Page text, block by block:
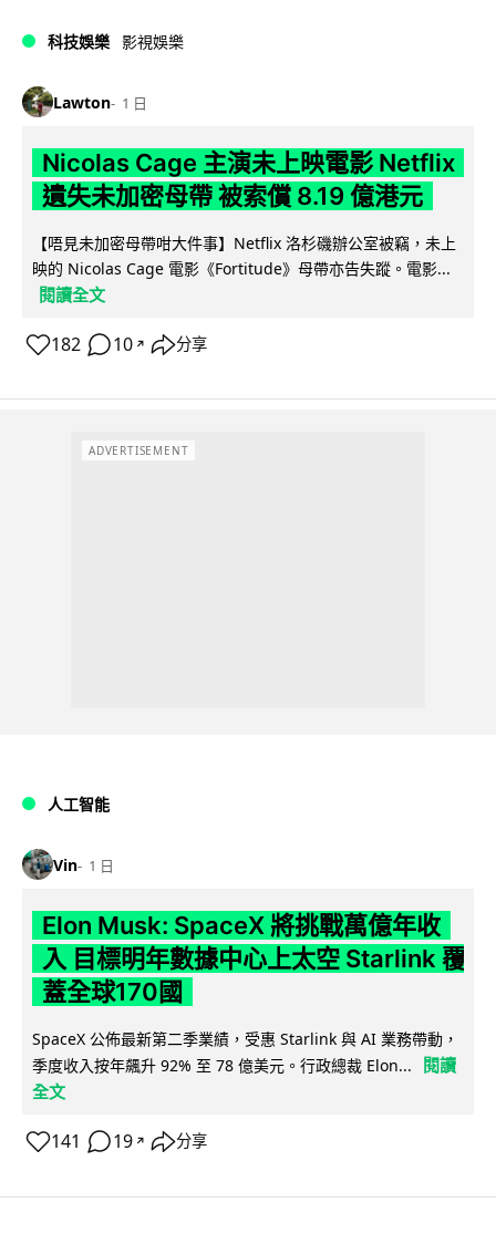
科技娛樂 影視娛樂
Lawton 1 日
Nicolas Cage 主演未上映電影 Netflix
遺失未加密母帶 被索償 8.19 億港元
【唔見未加密母帶咁大件事】Netflix 洛杉磯辦公室被竊，未上
映的 Nicolas Cage 電影《Fortitude》母帶亦告失蹤。電影...
閱讀全文
182 10 ↗ 分享
ADVERTISEMENT
人工智能
Vin 1 日
Elon Musk: SpaceX 將挑戰萬億年收
入 目標明年數據中心上太空 Starlink 覆
蓋全球170國
SpaceX 公佈最新第二季業績，受惠 Starlink 與 AI 業務帶動，
季度收入按年飆升 92% 至 78 億美元。行政總裁 Elon...
閱讀
全文
141 19 ↗ 分享